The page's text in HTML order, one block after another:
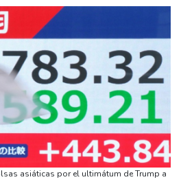
asiáticas por el ultimátum de Trump a